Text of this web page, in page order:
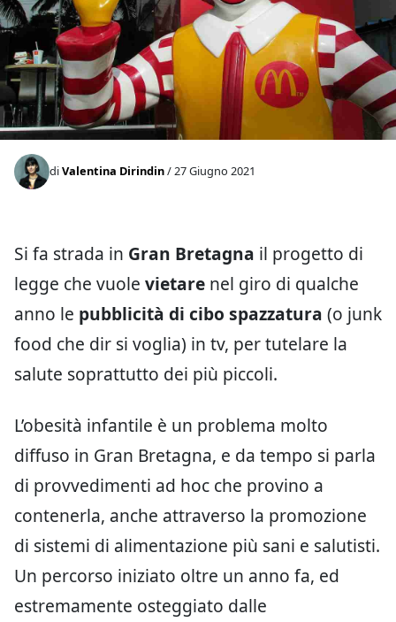
diValentina Dirindin/ 27 Giugno 2021
Si fa strada in Gran Bretagna il progetto di
legge che vuole vietare nel giro di qualche
anno le pubblicità di cibo spazzatura (o junk
food che dir si voglia) in tv, per tutelare la
salute soprattutto dei più piccoli.
L’obesità infantile è un problema molto
diffuso in Gran Bretagna, e da tempo si parla
di provvedimenti ad hoc che provino a
contenerla, anche attraverso la promozione
di sistemi di alimentazione più sani e salutisti.
Un percorso iniziato oltre un anno fa, ed
estremamente osteggiato dalle